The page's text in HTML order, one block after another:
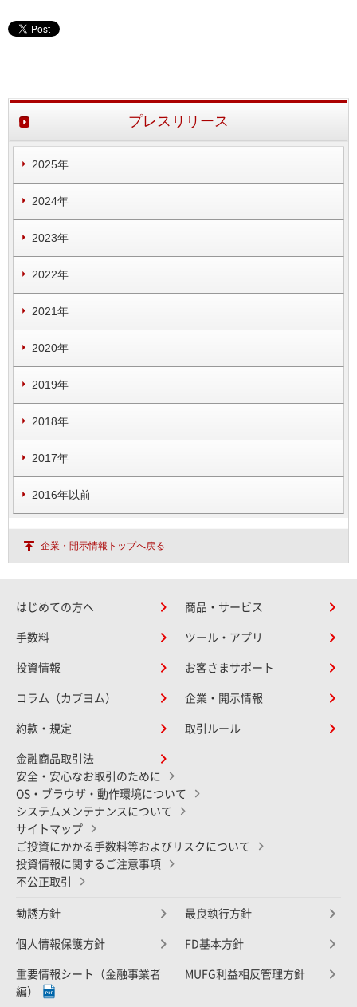
プレスリリース
2025年
2024年
2023年
2022年
2021年
2020年
2019年
2018年
2017年
2016年以前
企業・開示情報トップへ戻る
はじめての方へ 商品・サービス
手数料 ツール・アプリ
投資情報 お客さまサポート
コラム（カブヨム） 企業・開示情報
約款・規定 取引ルール
金融商品取引法
安全・安心なお取引のために
OS・ブラウザ・動作環境について
システムメンテナンスについて
サイトマップ
ご投資にかかる手数料等およびリスクについて
投資情報に関するご注意事項
不公正取引
勧誘方針 最良執行方針
個人情報保護方針 FD基本方針
重要情報シート（金融事業者
編）
MUFG利益相反管理方針